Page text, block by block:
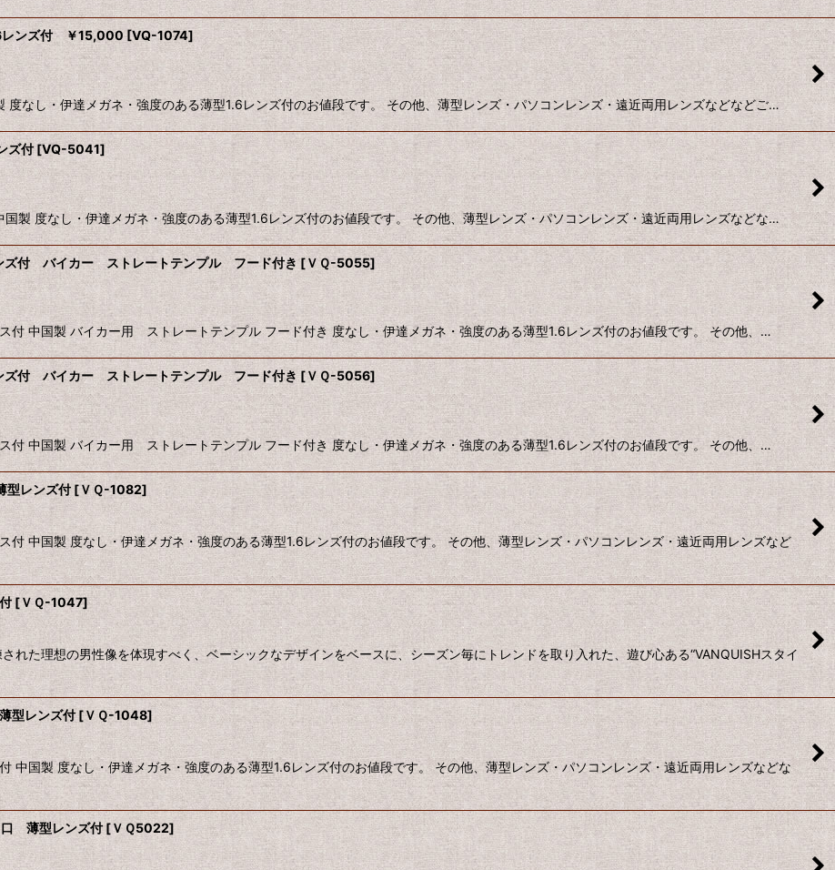
ンズ付 ￥15,000 [VQ-1074]
なし・伊達メガネ・強度のある薄型1.6レンズ付のお値段です。 その他、薄型レンズ・パソコンレンズ・遠近両用レンズなどなどご…
ズ付 [VQ-5041]
製 度なし・伊達メガネ・強度のある薄型1.6レンズ付のお値段です。 その他、薄型レンズ・パソコンレンズ・遠近両用レンズなどな…
付 バイカー ストレートテンプル フード付き [ＶＱ-5055]
付 中国製 バイカー用 ストレートテンプル フード付き 度なし・伊達メガネ・強度のある薄型1.6レンズ付のお値段です。 その他、…
付 バイカー ストレートテンプル フード付き [ＶＱ-5056]
付 中国製 バイカー用 ストレートテンプル フード付き 度なし・伊達メガネ・強度のある薄型1.6レンズ付のお値段です。 その他、…
レンズ付 [ＶＱ-1082]
中国製 度なし・伊達メガネ・強度のある薄型1.6レンズ付のお値段です。 その他、薄型レンズ・パソコンレンズ・遠近両用レンズなど
[ＶＱ-1047]
た理想の男性像を体現すべく、ベーシックなデザインをベースに、シーズン毎にトレンドを取り入れた、遊び心ある“VANQUISHスタイ
レンズ付 [ＶＱ-1048]
国製 度なし・伊達メガネ・強度のある薄型1.6レンズ付のお値段です。 その他、薄型レンズ・パソコンレンズ・遠近両用レンズなどな
薄型レンズ付 [ＶＱ5022]